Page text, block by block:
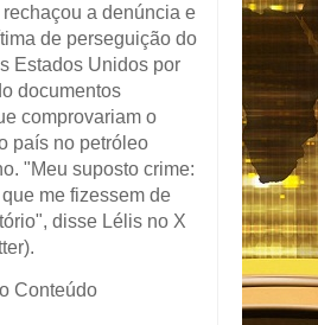
a denúncia e
de perseguição do
Estados Unidos por
documentos
comprovariam o
país no petróleo
"Meu suposto crime:
me fizessem de
disse Lélis no X
Conteúdo